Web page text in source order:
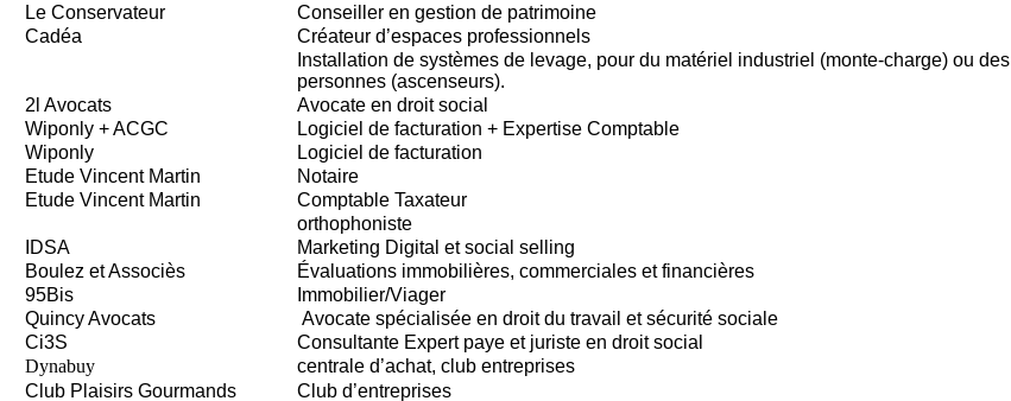
Le Conservateur
Conseiller en gestion de patrimoine
Cadéa
Créateur d’espaces professionnels
Installation de systèmes de levage, pour du matériel industriel (monte-charge) ou des
personnes (ascenseurs).
2l Avocats
Avocate en droit social
Wiponly + ACGC
Logiciel de facturation + Expertise Comptable
Wiponly
Logiciel de facturation
Etude Vincent Martin
Notaire
Etude Vincent Martin
Comptable Taxateur
orthophoniste
IDSA
Marketing Digital et social selling
Boulez et Associès
Évaluations immobilières, commerciales et financières
95Bis
Immobilier/Viager
Quincy Avocats
Avocate spécialisée en droit du travail et sécurité sociale
Ci3S
Consultante Expert paye et juriste en droit social
Dynabuy
centrale d’achat, club entreprises
Club Plaisirs Gourmands
Club d’entreprises